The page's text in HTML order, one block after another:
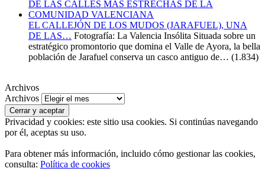
EL CALLEJÓN DE LOS MUDOS (JARAFUEL), UNA
DE LAS… Fotografía: La Valencia Insólita Situada sobre un
estratégico promontorio que domina el Valle de Ayora, la bella
población de Jarafuel conserva un casco antiguo de… (1.834)
Archivos
Archivos
Privacidad y cookies: este sitio usa cookies. Si continúas navegando
por él, aceptas su uso.
Para obtener más información, incluido cómo gestionar las cookies,
consulta: Política de cookies